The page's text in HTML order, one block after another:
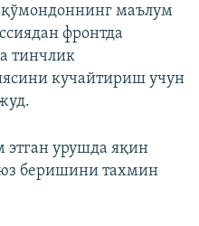
қўмондоннинг маълум
фронтда
тинчлик
кучайтириш учун
этган урушда яқин
беришини тахмин